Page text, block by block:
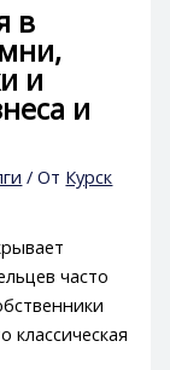
в
и
и
/ От Курск
часто
классическая